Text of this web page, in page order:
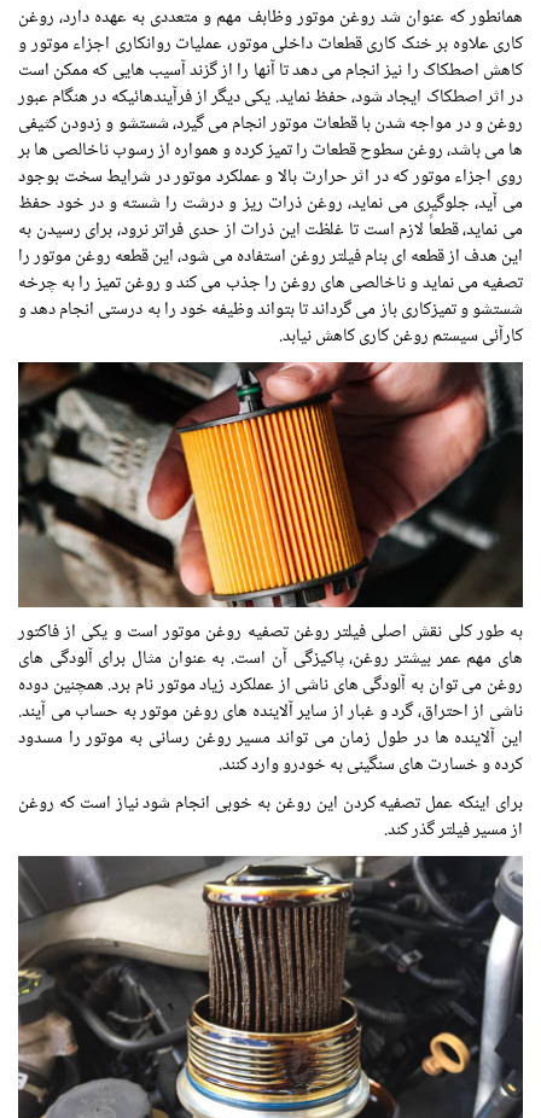
همانطور که عنوان شد روغن موتور وظابف مهم و متعددی به عهده دارد، روغن
کاری علاوه بر خنک کاری قطعات داخلی موتور، عملیات روانکاری اجزاء موتور و
کاهش اصطکاک را نیز انجام می دهد تا آنها را از گزند آسیب هایی که ممکن است
در اثر اصطکاک ایجاد شود، حفظ نماید. یکی دیگر از فرآیندهائیکه در هنگام عبور
روغن و در مواجه شدن با قطعات موتور انجام می گیرد، شستشو و زدودن کثیفی
ها می باشد، روغن سطوح قطعات را تمیز کرده و همواره از رسوب ناخالصی ها بر
روی اجزاء موتور که در اثر حرارت بالا و عملکرد موتور در شرایط سخت بوجود
می آید، جلوگیری می نماید، روغن ذرات ریز و درشت را شسته و در خود حفظ
می نماید، قطعاً لازم است تا غلظت این ذرات از حدی فراتر نرود، برای رسیدن به
این هدف از قطعه ای بنام فیلتر روغن استفاده می شود، این قطعه روغن موتور را
تصفیه می نماید و ناخالصی های روغن را جذب می کند و روغن تمیز را به چرخه
شستشو و تمیزکاری باز می گرداند تا بتواند وظیفه خود را به درستی انجام دهد و
کارآئی سیستم روغن کاری کاهش نیابد.
به طور کلی نقش اصلی فیلتر روغن تصفیه روغن موتور است و یکی از فاکتور
های مهم عمر بیشتر روغن، پاکیزگی آن است. به عنوان مثال برای آلودگی های
روغن می توان به آلودگی های ناشی از عملکرد زیاد موتور نام برد. همچنین دوده
ناشی از احتراق، گرد و غبار از سایر آلاینده های روغن موتور به حساب می آیند.
این آلاینده ها در طول زمان می تواند مسیر روغن رسانی به موتور را مسدود
کرده و خسارت های سنگینی به خودرو وارد کنند.
برای اینکه عمل تصفیه کردن این روغن به خوبی انجام شود نیاز است که روغن
از مسیر فیلتر گذر کند.